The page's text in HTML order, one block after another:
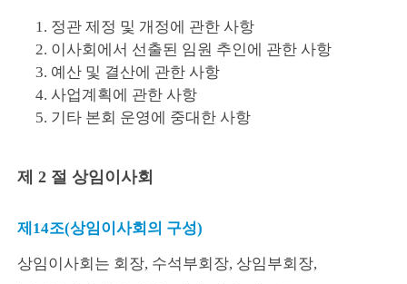
1. 정관 제정 및 개정에 관한 사항
2. 이사회에서 선출된 임원 추인에 관한 사항
3. 예산 및 결산에 관한 사항
4. 사업계획에 관한 사항
5. 기타 본회 운영에 중대한 사항
제 2 절 상임이사회
제14조(상임이사회의 구성)
상임이사회는 회장, 수석부회장, 상임부회장,